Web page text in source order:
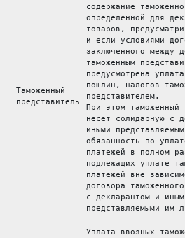
Таможенный
представитель
содержание
определенной для
товаров,
и если условиями
заключенного между
таможенным
предусмотрена
пошлин, налогов
представителем.
При этом таможенный
несет солидарную с
иными
обязанность по
платежей в полном
подлежащих уплате
платежей вне
договора
с декларантом и
представляемыми им
Уплата ввозных